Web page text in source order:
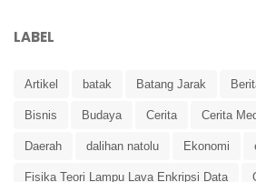
LABEL
Artikel batak Batang Jarak
Bisnis Budaya Cerita Cerita
Daerah dalihan natolu Ekonomi
Fisika Teori Lampu Lava Enkripsi Data